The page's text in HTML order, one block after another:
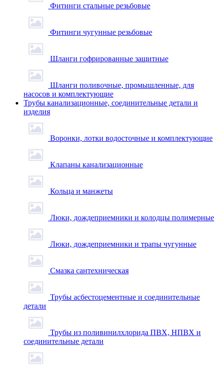
Фитинги стальные резьбовые
Фитинги чугунные резьбовые
Шланги гофрированные защитные
Шланги поливочные, промышленные, для
насосов и комплектующие
Трубы канализационные, соединительные детали и
изделия
Воронки, лотки водосточные и комплектующие
Клапаны канализационные
Кольца и манжеты
Люки, дождеприемники и колодцы полимерные
Люки, дождеприемники и трапы чугунные
Смазка сантехническая
Трубы асбестоцементные и соединительные
детали
Трубы из поливинилхлорида ПВХ, НПВХ и
соединительные детали